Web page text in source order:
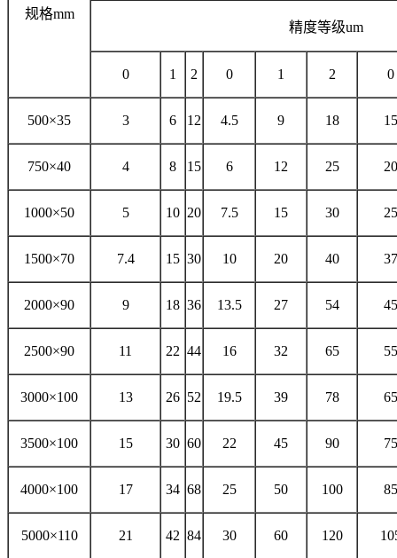
规格mm
精度等级um
0 1 2 0 1 2 0
500×35 3 6 12 4.5 9 18 15
750×40 4 8 15 6 12 25 20
1000×50 5 10 20 7.5 15 30 25
1500×70 7.4 15 30 10 20 40 37
2000×90 9 18 36 13.5 27 54 45
2500×90 11 22 44 16 32 65 55
3000×100 13 26 52 19.5 39 78 65
3500×100 15 30 60 22 45 90 75
4000×100 17 34 68 25 50 100 85
5000×110 21 42 84 30 60 120